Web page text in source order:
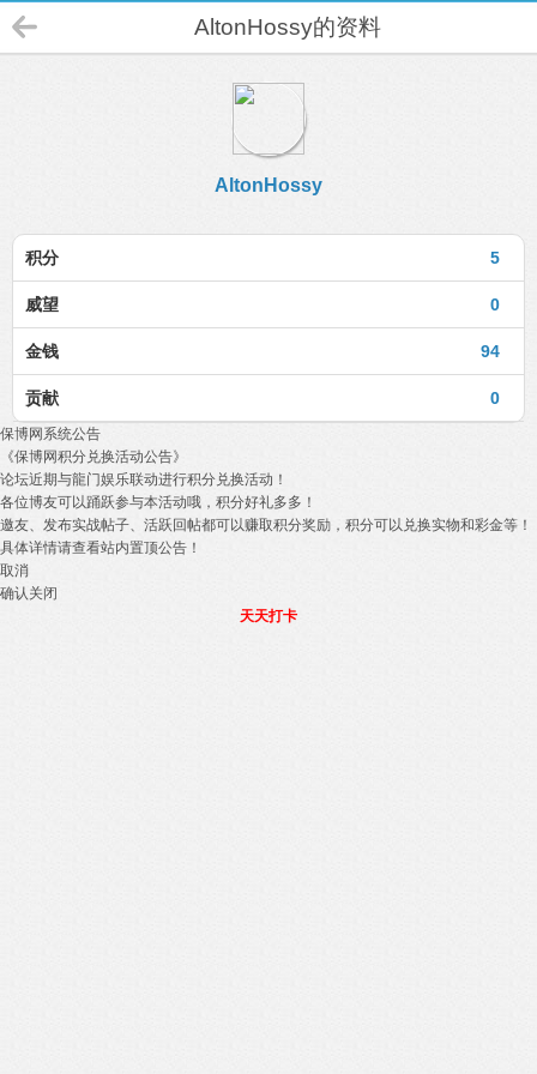
AltonHossy的资料
AltonHossy
5
积分
0
威望
94
金钱
0
贡献
保博网系统公告
《保博网积分兑换活动公告》
论坛近期与龍门娱乐联动进行积分兑换活动！
各位博友可以踊跃参与本活动哦，积分好礼多多！
邀友、发布实战帖子、活跃回帖都可以赚取积分奖励，积分可以兑换实物和彩金等！
具体详情请查看站内置顶公告！
取消
确认关闭
天天打卡